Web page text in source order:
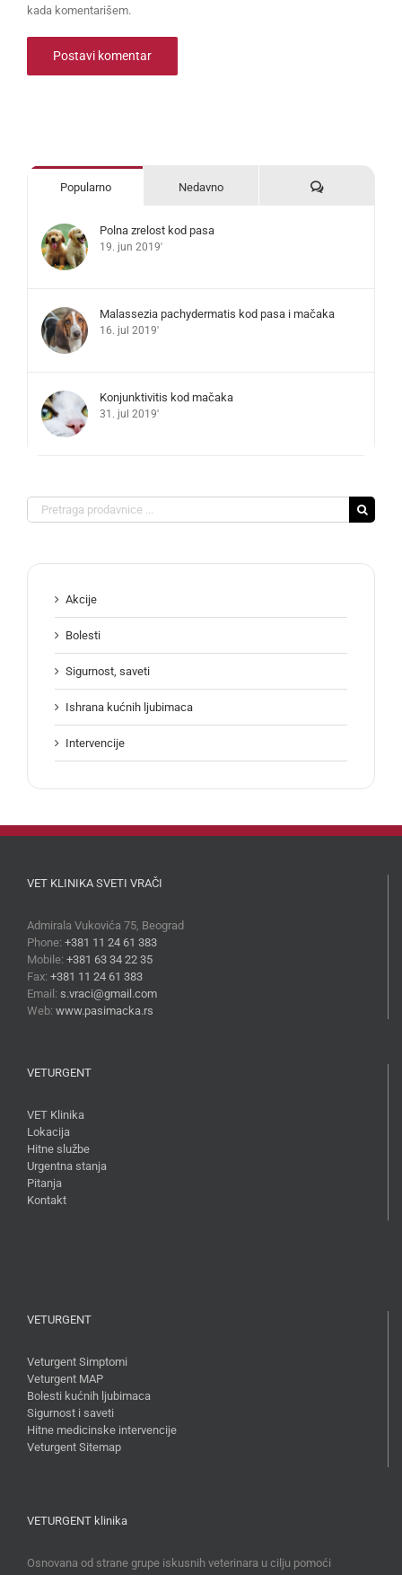
kada komentarišem.
Popularno Nedavno Komentari
Polna zrelost kod pasa
19. jun 2019'
Malassezia pachydermatis kod pasa i mačaka
16. jul 2019'
Konjunktivitis kod mačaka
31. jul 2019'
Search
for:
Akcije
Bolesti
Sigurnost, saveti
Ishrana kućnih ljubimaca
Intervencije
VET KLINIKA SVETI VRAČI
Admirala Vukovića 75, Beograd
Phone: +381 11 24 61 383
Mobile: +381 63 34 22 35
Fax: +381 11 24 61 383
Email: s.vraci@gmail.com
Web: www.pasimacka.rs
VETURGENT
VET Klinika
Lokacija
Hitne službe
Urgentna stanja
Pitanja
Kontakt
VETURGENT
Veturgent Simptomi
Veturgent MAP
Bolesti kućnih ljubimaca
Sigurnost i saveti
Hitne medicinske intervencije
Veturgent Sitemap
VETURGENT klinika
Osnovana od strane grupe iskusnih veterinara u cilju pomoći